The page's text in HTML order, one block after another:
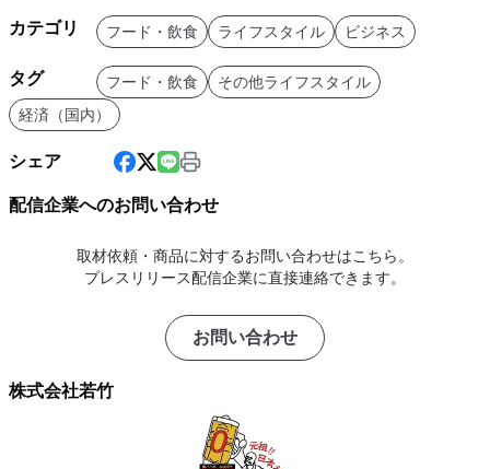
カテゴリ フード・飲食 ライフスタイル ビジネス
タグ フード・飲食
その他ライフスタイル
経済（国内）
シェア
配信企業へのお問い合わせ
取材依頼・商品に対するお問い合わせはこちら。
プレスリリース配信企業に直接連絡できます。
お問い合わせ
株式会社若竹